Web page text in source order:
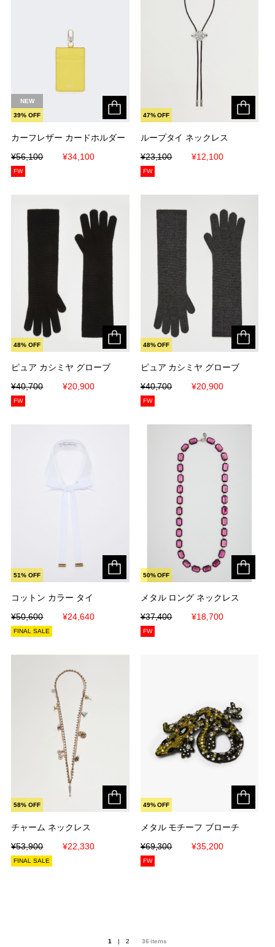
カーフレザー カードホルダー
¥56,100
¥34,100
NEW
39% OFF
カーフレザー カードホルダー
¥56,100
¥34,100
FW
ループタイ ネックレス
¥23,100
¥12,100
47% OFF
ループタイ ネックレス
¥23,100
¥12,100
FW
ピュア カシミヤ グローブ
¥40,700
¥20,900
48% OFF
ピュア カシミヤ グローブ
¥40,700
¥20,900
FW
ピュア カシミヤ グローブ
¥40,700
¥20,900
48% OFF
ピュア カシミヤ グローブ
¥40,700
¥20,900
FW
コットン カラー タイ
¥50,600
¥24,640
51% OFF
コットン カラー タイ
¥50,600
¥24,640
FINAL SALE
メタル ロング ネックレス
¥37,400
¥18,700
50% OFF
メタル ロング ネックレス
¥37,400
¥18,700
FW
チャーム ネックレス
¥53,900
¥22,330
58% OFF
チャーム ネックレス
¥53,900
¥22,330
FINAL SALE
メタル モチーフ ブローチ
¥69,300
¥35,200
49% OFF
メタル モチーフ ブローチ
¥69,300
¥35,200
FW
1 | 2 36 items